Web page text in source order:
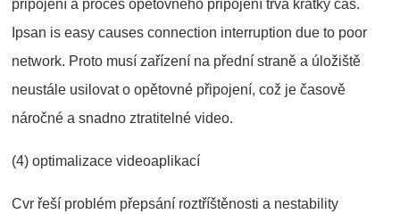
připojení a proces opětovného připojení trvá krátký čas.
Ipsan is easy causes connection interruption due to poor
network. Proto musí zařízení na přední straně a úložiště
neustále usilovat o opětovné připojení, což je časově
náročné a snadno ztratitelné video.
(4) optimalizace videoaplikací
Cvr řeší problém přepsání roztříštěnosti a nestability